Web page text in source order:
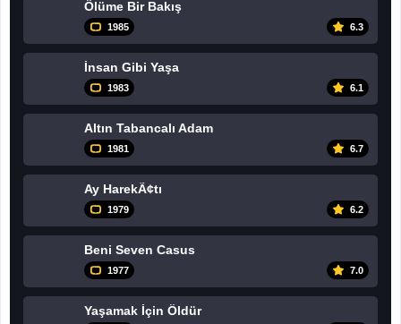
Ölüme Bir Bakış
1985 6.3
İnsan Gibi Yaşa
1983 6.1
Altın Tabancalı Adam
1981 6.7
Ay HarekÃ¢tı
1979 6.2
Beni Seven Casus
1977 7.0
Yaşamak İçin Öldür